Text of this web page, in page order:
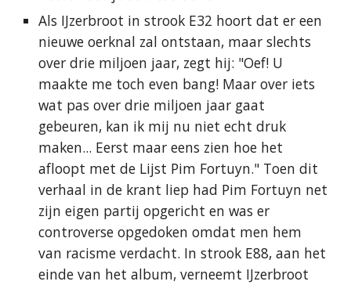
Als IJzerbroot in strook E32 hoort dat er een
nieuwe oerknal zal ontstaan, maar slechts
over drie miljoen jaar, zegt hij: "Oef! U
maakte me toch even bang! Maar over iets
wat pas over drie miljoen jaar gaat
gebeuren, kan ik mij nu niet echt druk
maken... Eerst maar eens zien hoe het
afloopt met de Lijst Pim Fortuyn." Toen dit
verhaal in de krant liep had Pim Fortuyn net
zijn eigen partij opgericht en was er
controverse opgedoken omdat men hem
van racisme verdacht. In strook E88, aan het
einde van het album, verneemt IJzerbroot